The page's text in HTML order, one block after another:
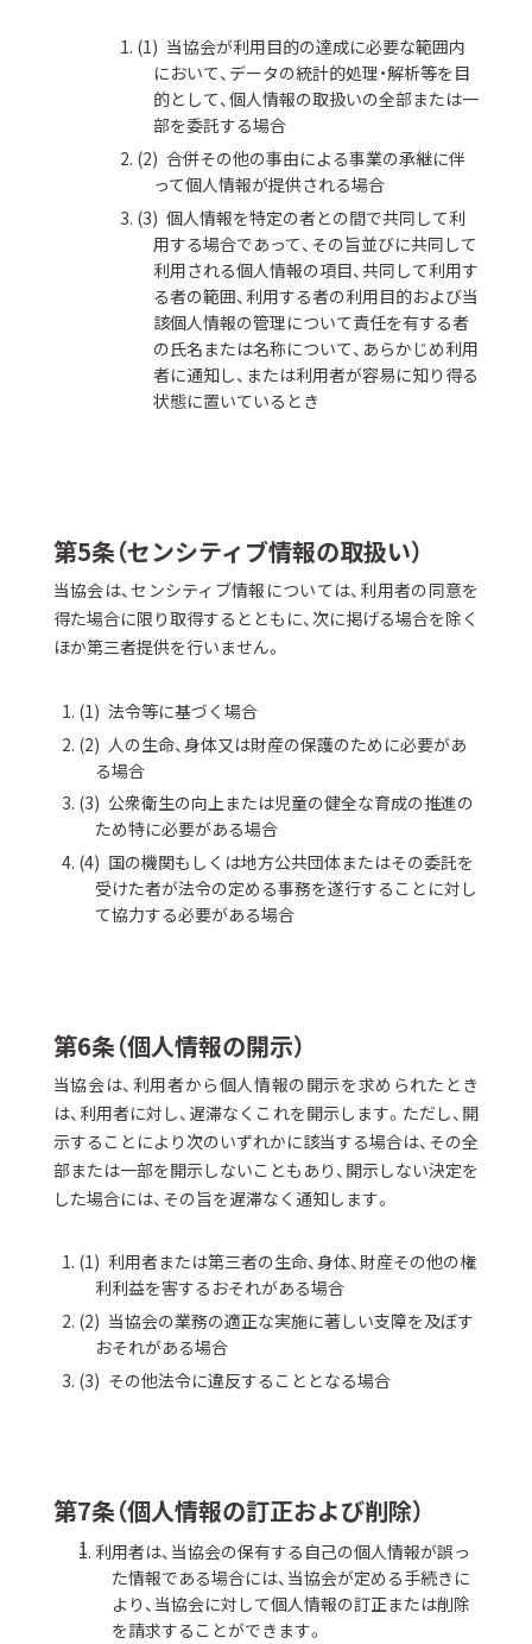
当協会が利用目的の達成に必要な範囲内
において、データの統計的処理・解析等を目
的として、個人情報の取扱いの全部または一
部を委託する場合
合併その他の事由による事業の承継に伴
って個人情報が提供される場合
個人情報を特定の者との間で共同して利
用する場合であって、その旨並びに共同して
利用される個人情報の項目、共同して利用す
る者の範囲、利用する者の利用目的および当
該個人情報の管理について責任を有する者
の氏名または名称について、あらかじめ利用
者に通知し、または利用者が容易に知り得る
状態に置いているとき
第5条（センシティブ情報の取扱い）
当協会は、センシティブ情報については、利用者の同意を
得た場合に限り取得するとともに、次に掲げる場合を除く
ほか第三者提供を行いません。
法令等に基づく場合
人の生命、身体又は財産の保護のために必要があ
る場合
公衆衛生の向上または児童の健全な育成の推進の
ため特に必要がある場合
国の機関もしくは地方公共団体またはその委託を
受けた者が法令の定める事務を遂行することに対し
て協力する必要がある場合
第6条（個人情報の開示）
当協会は、利用者から個人情報の開示を求められたとき
は、利用者に対し、遅滞なくこれを開示します。ただし、開
示することにより次のいずれかに該当する場合は、その全
部または一部を開示しないこともあり、開示しない決定を
した場合には、その旨を遅滞なく通知します。
利用者または第三者の生命、身体、財産その他の権
利利益を害するおそれがある場合
当協会の業務の適正な実施に著しい支障を及ぼす
おそれがある場合
その他法令に違反することとなる場合
第7条（個人情報の訂正および削除）
利用者は、当協会の保有する自己の個人情報が誤っ
た情報である場合には、当協会が定める手続きに
より、当協会に対して個人情報の訂正または削除
を請求することができます。